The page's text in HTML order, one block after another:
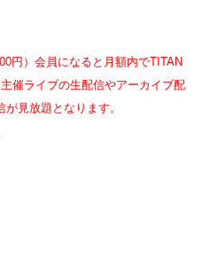
円）会員になると月額内でTITAN
催ライブの生配信やアーカイブ配
見放題となります。